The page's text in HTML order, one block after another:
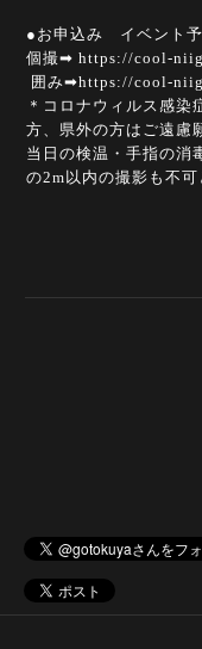
●お申込み イベント
個撮➡︎ https://cool-
囲み➡︎https://cool-
＊コロナウィルス感染
方、県外の方はご遠慮
当日の検温・手指の消
の2m以内の撮影も不可